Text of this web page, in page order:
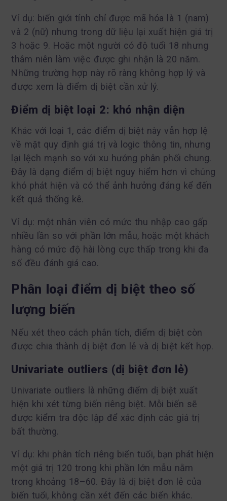
Ví dụ: biến giới tính chỉ được mã hóa là 1 (nam)
và 2 (nữ) nhưng trong dữ liệu lại xuất hiện giá trị
3 hoặc 9. Hoặc một người có độ tuổi 18 nhưng
thâm niên làm việc được ghi nhận là 20 năm.
Những trường hợp này rõ ràng không hợp lý và
được xem là điểm dị biệt cần xử lý.
Điểm dị biệt loại 2: khó nhận diện
Khác với loại 1, các điểm dị biệt này vẫn hợp lệ
về mặt quy định giá trị và logic thông tin, nhưng
lại lệch mạnh so với xu hướng phân phối chung.
Đây là dạng điểm dị biệt nguy hiểm hơn vì chúng
khó phát hiện và có thể ảnh hưởng đáng kể đến
kết quả thống kê.
Ví dụ: một nhân viên có mức thu nhập cao gấp
nhiều lần so với phần lớn mẫu, hoặc một khách
hàng có mức độ hài lòng cực thấp trong khi đa
số đều đánh giá cao.
Phân loại điểm dị biệt theo số
lượng biến
Nếu xét theo cách phân tích, điểm dị biệt còn
được chia thành dị biệt đơn lẻ và dị biệt kết hợp.
Univariate outliers (dị biệt đơn lẻ)
Univariate outliers là những điểm dị biệt xuất
hiện khi xét từng biến riêng biệt. Mỗi biến sẽ
được kiểm tra độc lập để xác định các giá trị
bất thường.
Ví dụ: khi phân tích riêng biến tuổi, bạn phát hiện
một giá trị 120 trong khi phần lớn mẫu nằm
trong khoảng 18–60. Đây là dị biệt đơn lẻ của
biến tuổi, không cần xét đến các biến khác.